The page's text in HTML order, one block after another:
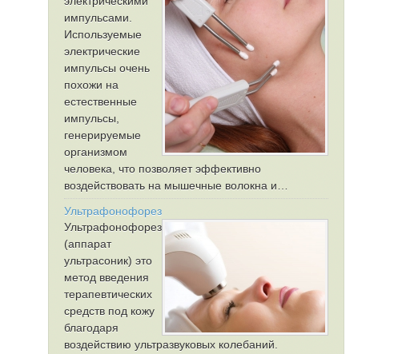
импульсами.
Используемые
электрические
импульсы очень
похожи на
естественные
импульсы,
генерируемые
организмом
человека, что позволяет эффективно
воздействовать на мышечные волокна и…
Ультрафонофорез
Ультрафонофорез
(аппарат
ультрасоник) это
метод введения
терапевтических
средств под кожу
благодаря
воздействию ультразвуковых колебаний.